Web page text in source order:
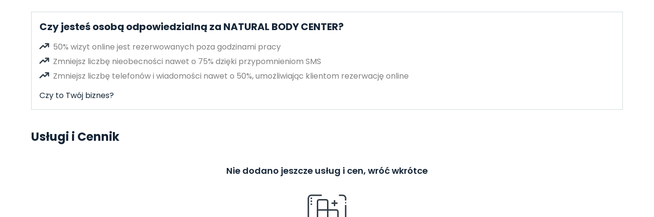
Czy jesteś osobą odpowiedzialną za NATURAL BODY CENTER?
50% wizyt online jest rezerwowanych poza godzinami pracy
Zmniejsz liczbę nieobecności nawet o 75% dzięki przypomnieniom SMS
Zmniejsz liczbę telefonów i wiadomości nawet o 50%, umożliwiając klientom rezerwację online
Czy to Twój biznes?
Usługi i Cennik
Nie dodano jeszcze usług i cen, wróć wkrótce